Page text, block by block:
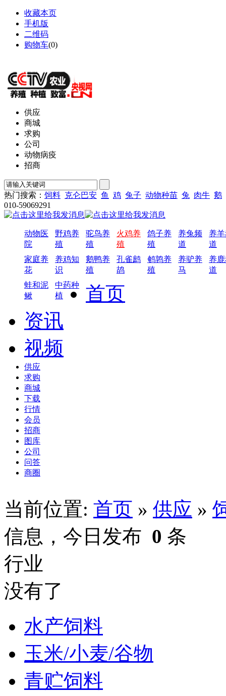
收藏本页
手机版
二维码
购物车(0)
供应
商城
求购
公司
动物病疫
招商
热门搜索： 饲料 克仑巴安 鱼 鸡 兔子 动物种苗 兔 肉牛 鹅
010-59069291
动物医
院
野鸡养
殖
驼鸟养
殖
火鸡养
殖
鸽子养
殖
养兔频
道
养
道
家庭养
花
养鸡知
识
鹅鸭养
殖
孔雀鹧
鸪
鹌鹑养
殖
养驴养
马
养
道
蛙和泥
鳅
中药种
植
首页
资讯
视频
供应
求购
商城
下载
行情
会员
招商
图库
公司
问答
商圈
当前位置: 首页 » 供应 »
信息，今日发布 0 条
行业
没有了
水产饲料
玉米/小麦/谷物
青贮饲料